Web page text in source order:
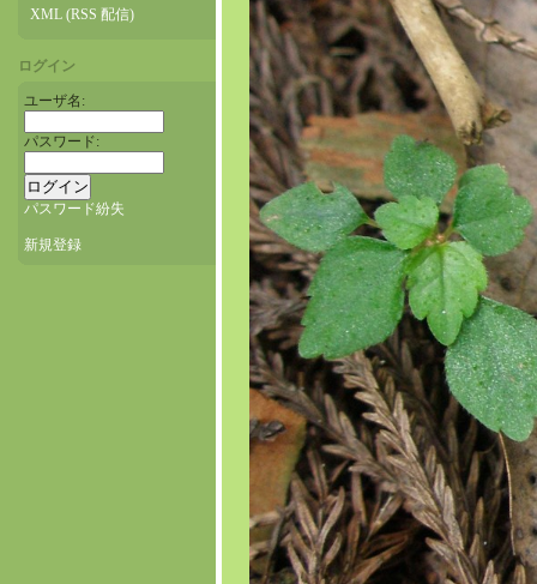
XML (RSS 配信)
ログイン
ユーザ名:
パスワード:
パスワード紛失
新規登録